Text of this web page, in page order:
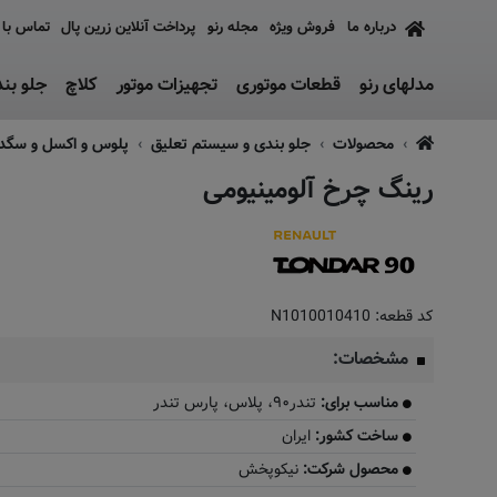
درباره ما فروش ویژه مجله رنو پرداخت آنلاین زرین پال تماس
مدلهای رنو قطعات موتوری تجهیزات موتور کلاچ جلو
محصولات جلو بندی و سیستم تعلیق پلوس و اکسل و
رینگ چرخ آلومینیومی
کد قطعه: N1010010410
مشخصات:
مناسب برای: تندر۹۰، پلاس، پارس تندر
ساخت کشور: ایران
محصول شرکت: نیکوپخش